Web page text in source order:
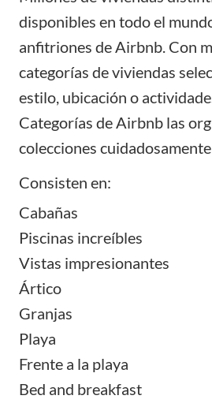
disponibles en todo el
anfitriones de Airbnb. Con
categorías de viviendas
estilo, ubicación o
Categorías de Airbnb las
colecciones
Consisten en:
Cabañas
Piscinas increíbles
Vistas impresionantes
Ártico
Granjas
Playa
Frente a la playa
Bed and breakfast